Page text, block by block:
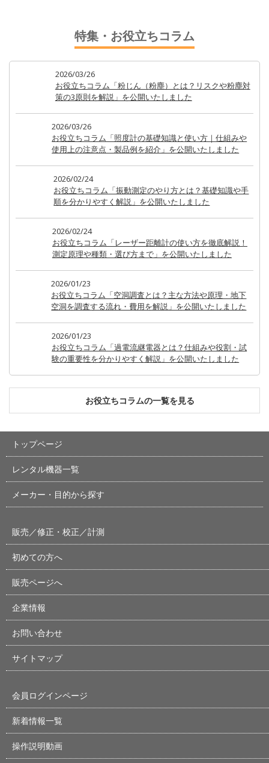
特集・お役立ちコラム
2026/03/26
お役立ちコラム「粉じん（粉塵）とは？リスクや粉塵対
策の3原則を解説」を公開いたしました
2026/03/26
お役立ちコラム「照度計の基礎知識と使い方｜仕組みや
使用上の注意点・製品例を紹介」を公開いたしました
2026/02/24
お役立ちコラム「振動測定のやり方とは？基礎知識や手
順を分かりやすく解説」を公開いたしました
2026/02/24
お役立ちコラム「レーザー距離計の使い方を徹底解説！
測定原理や種類・選び方まで」を公開いたしました
2026/01/23
お役立ちコラム「空洞調査とは？主な方法や原理・地下
空洞を調査する流れ・費用を解説」を公開いたしました
2026/01/23
お役立ちコラム「過電流継電器とは？仕組みや役割・試
験の重要性を分かりやすく解説」を公開いたしました
お役立ちコラムの一覧を見る
トップページ
レンタル機器一覧
メーカー・目的から探す
販売／修正・校正／計測
初めての方へ
販売ページへ
企業情報
お問い合わせ
サイトマップ
会員ログインページ
新着情報一覧
操作説明動画